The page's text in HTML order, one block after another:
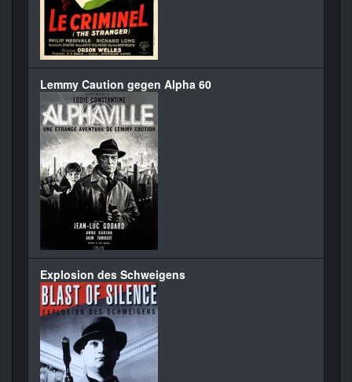
Lemmy Caution gegen Alpha 60
Explosion des Schweigens